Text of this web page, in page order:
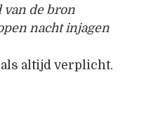
van de bron
nacht injagen
altijd verplicht.